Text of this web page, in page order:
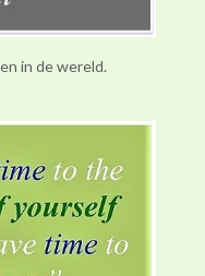
in de wereld.